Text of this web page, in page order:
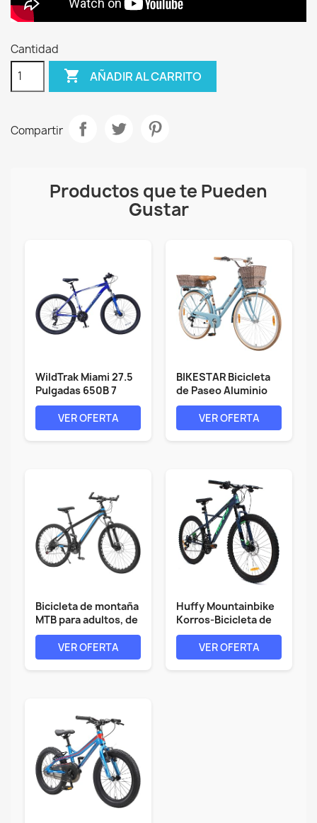
Cantidad
 AÑADIR AL CARRITO
Compartir
Productos que te Pueden
Gustar
WildTrak Miami 27.5
Pulgadas 650B 7
velocidades...
VER OFERTA
BIKESTAR Bicicleta
de Paseo Aluminio
26" 28"...
VER OFERTA
Bicicleta de montaña
MTB para adultos, de
acero...
VER OFERTA
Huffy Mountainbike
Korros-Bicicleta de
montaña...
VER OFERTA